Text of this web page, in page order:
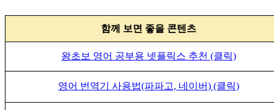
함께 보면 좋을 콘텐츠
왕초보 영어 공부용 넷플릭스 추천 (클릭)
영어 번역기 사용법(파파고, 네이버) (클릭)